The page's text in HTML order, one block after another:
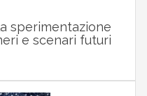
sperimentazione
e scenari futuri